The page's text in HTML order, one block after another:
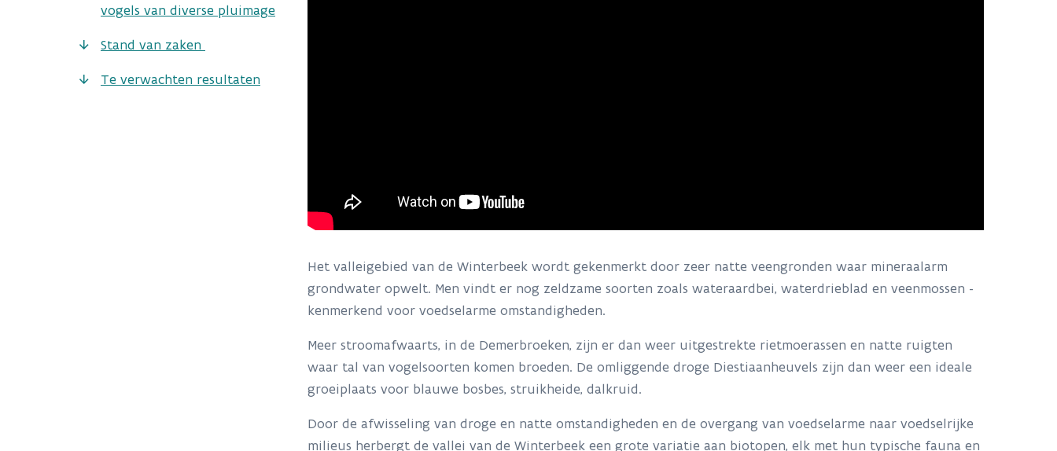
vogels van diverse pluimage
Stand van zaken
Te verwachten resultaten
Het valleigebied van de Winterbeek wordt gekenmerkt door zeer natte veengronden waar mineraalarm
grondwater opwelt. Men vindt er nog zeldzame soorten zoals wateraardbei, waterdrieblad en veenmossen -
kenmerkend voor voedselarme omstandigheden.
Meer stroomafwaarts, in de Demerbroeken, zijn er dan weer uitgestrekte rietmoerassen en natte ruigten
waar tal van vogelsoorten komen broeden. De omliggende droge Diestiaanheuvels zijn dan weer een ideale
groeiplaats voor blauwe bosbes, struikheide, dalkruid.
Door de afwisseling van droge en natte omstandigheden en de overgang van voedselarme naar voedselrijke
milieus herbergt de vallei van de Winterbeek een grote variatie aan biotopen, elk met hun typische fauna en